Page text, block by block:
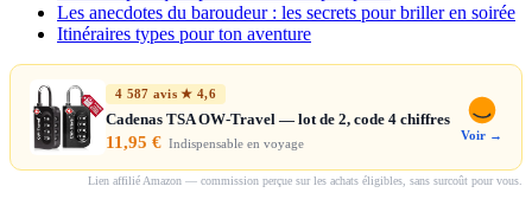
Les anecdotes du baroudeur : les secrets pour briller en soirée
Itinéraires types pour ton aventure
4 587 avis ★ 4,6
Cadenas TSA OW-Travel — lot de 2, code 4 chiffres
11,95 € Indispensable en voyage
Voir →
Lien affilié Amazon — commission perçue sur les achats éligibles, sans surcoût pour vous.